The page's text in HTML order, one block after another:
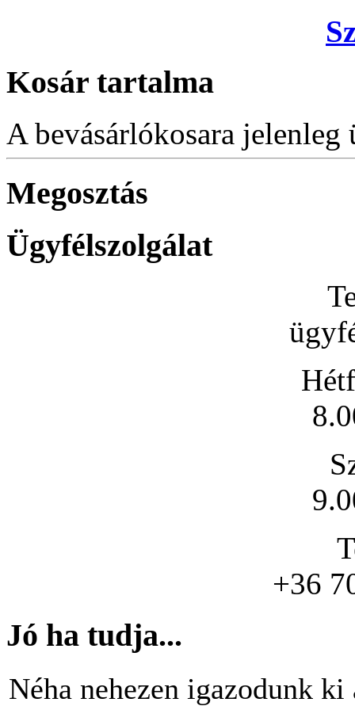
Kosár tartalma
A bevásárlókosara jelenleg
Megosztás
Ügyfélszolgálat
+36
Jó ha tudja...
Néha nehezen igazodunk